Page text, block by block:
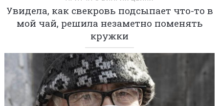
Увидела, как свекровь подсыпает что-то в
мой чай, решила незаметно поменять
кружки